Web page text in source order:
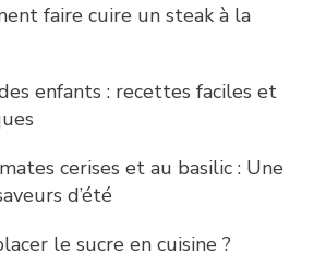
faire cuire un steak à la
enfants : recettes faciles et
cerises et au basilic : Une
d’été
le sucre en cuisine ?